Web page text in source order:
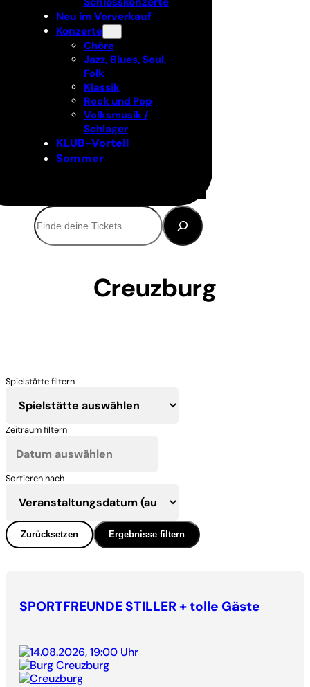
Neu im Vorverkauf
Konzerte
Chöre
Jazz, Blues, Soul,
Folk
Klassik
Rock und Pop
Volksmusik /
Schlager
KLUB-Vorteil
Sommer
Suchen
Creuzburg
Spielstätte filtern
Zeitraum filtern
Sortieren nach
Zurücksetzen Ergebnisse filtern
SPORTFREUNDE STILLER + tolle Gäste
14.08.2026, 19:00 Uhr
Burg Creuzburg
Creuzburg